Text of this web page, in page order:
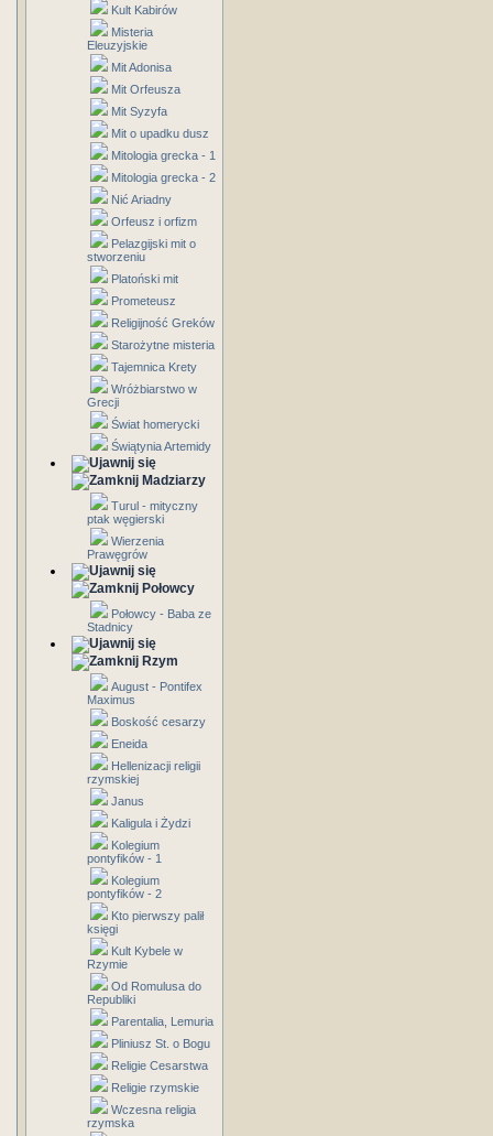
Kult Kabirów
Misteria
Eleuzyjskie
Mit Adonisa
Mit Orfeusza
Mit Syzyfa
Mit o upadku dusz
Mitologia grecka - 1
Mitologia grecka - 2
Nić Ariadny
Orfeusz i orfizm
Pelazgijski mit o
stworzeniu
Platoński mit
Prometeusz
Religijność Greków
Starożytne misteria
Tajemnica Krety
Wróżbiarstwo w
Grecji
Świat homerycki
Świątynia Artemidy
Madziarzy
Turul - mityczny
ptak węgierski
Wierzenia
Prawęgrów
Połowcy
Połowcy - Baba ze
Stadnicy
Rzym
August - Pontifex
Maximus
Boskość cesarzy
Eneida
Hellenizacji religii
rzymskiej
Janus
Kaligula i Żydzi
Kolegium
pontyfików - 1
Kolegium
pontyfików - 2
Kto pierwszy palił
księgi
Kult Kybele w
Rzymie
Od Romulusa do
Republiki
Parentalia, Lemuria
Pliniusz St. o Bogu
Religie Cesarstwa
Religie rzymskie
Wczesna religia
rzymska